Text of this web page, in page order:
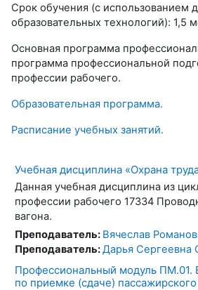
Срок обучения (с использованием
образовательных технологий): 1,5
Основная программа
программа профессиональной
профессии рабочего.
Образовательная программа.
Расписание учебных занятий.
Учебная дисциплина «Охрана
Данная учебная дисциплина из
профессии рабочего 17334
вагона.
Преподаватель: Вячеслав
Преподаватель:Дарья Сергеевна
Профессиональный модуль ПМ.01.
по приемке (сдаче) пассажирского